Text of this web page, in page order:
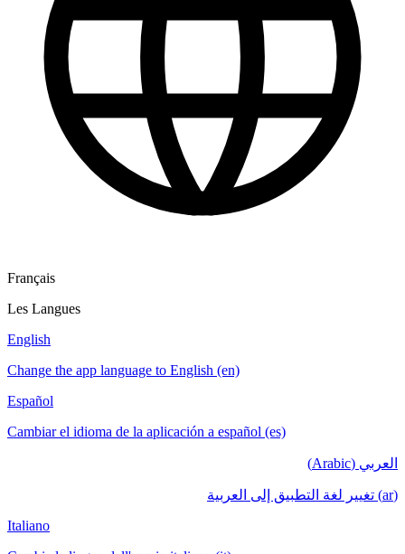
Français
Les Langues
English
Change the app language to English (en)
Español
Cambiar el idioma de la aplicación a español (es)
العربي (Arabic)
(ar) تغيير لغة التطبيق إلى العربية
Italiano